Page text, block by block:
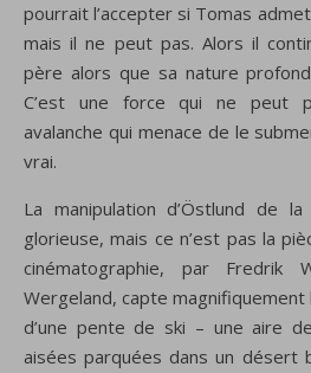
pourrait l’accepter si Tomas
mais il ne peut pas. Alors il
père alors que sa nature
C’est une force qui ne peut
avalanche qui menace de le
vrai.
La manipulation d’Östlund de la
glorieuse,mais ce n’est pas la
cinématographie, par Fredrik
Wergeland, capte magnifiquement
d’une pente de ski – une aire
aisées parquées dans un désert